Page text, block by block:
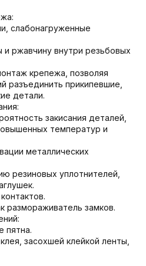
слабонагруженные
ржавчину внутри резьбовых
крепежа, позволяя
разъединить прикипевшие,
детали.
закисания деталей,
температур и
металлических
резиновых уплотнителей,
размораживатель замков.
пятна.
засохшей клейкой ленты,